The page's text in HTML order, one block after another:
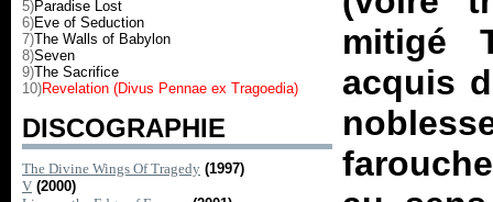
5)Paradise Lost
6)Eve of Seduction
7)The Walls of Babylon
8)Seven
9)The Sacrifice
10)Revelation (Divus Pennae ex Tragoedia)
DISCOGRAPHIE
The Divine Wings Of Tragedy (1997)
V (2000)
mitigé
acquis